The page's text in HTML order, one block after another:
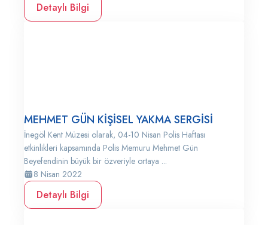
Detaylı Bilgi
MEHMET GÜN KİŞİSEL YAKMA SERGİSİ
İnegöl Kent Müzesi olarak, 04-10 Nisan Polis Haftası
etkinlikleri kapsamında Polis Memuru Mehmet Gün
Beyefendinin büyük bir özveriyle ortaya ...
8 Nisan 2022
Detaylı Bilgi